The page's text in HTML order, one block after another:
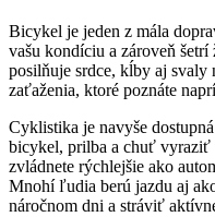
Bicykel je jeden z mála
vašu kondíciu a zároveň
posilňuje srdce, kĺby aj svaly
zaťaženia, ktoré poznáte
Cyklistika je navyše
bicykel, prilba a chuť vyraziť
zvládnete rýchlejšie ako
Mnohí ľudia berú jazdu aj
náročnom dni a stráviť